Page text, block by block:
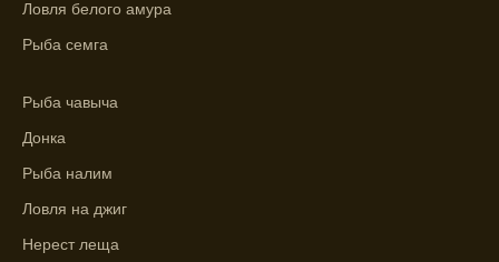
представление о том, когда и где клюет
рыба.
помощью прогноза клева.
для рыбной ловли, согласно прогнозу
клева.
Прогноз клева помогает определить
Ловля белого амура
Рыба семга
Рыба чавыча
Донка
Рыба налим
Ловля на джиг
Нерест леща